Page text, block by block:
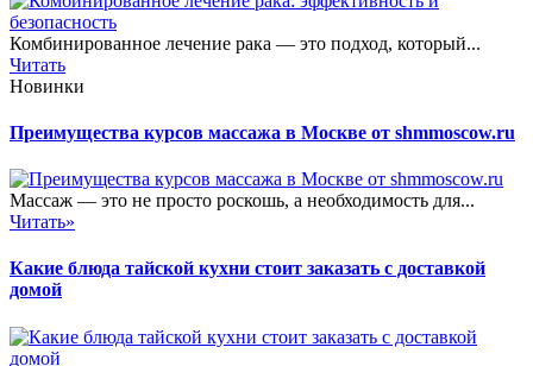
Комбинированное лечение рака — это подход, который...
Читать
Новинки
Преимущества курсов массажа в Москве от shmmoscow.ru
Массаж — это не просто роскошь, а необходимость для...
Читать»
Какие блюда тайской кухни стоит заказать с доставкой
домой